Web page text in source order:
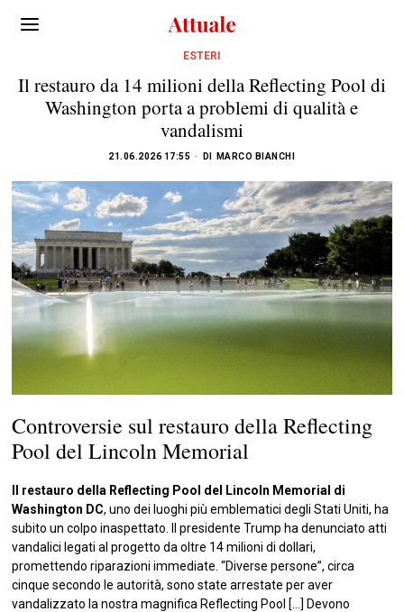
ESTERI
Il restauro da 14 milioni della Reflecting Pool di
Washington porta a problemi di qualità e
vandalismi
21.06.2026 17:55 DI MARCO BIANCHI
Controversie sul restauro della Reflecting
Pool del Lincoln Memorial
Il restauro della Reflecting Pool del Lincoln Memorial di
Washington DC, uno dei luoghi più emblematici degli Stati Uniti, ha
subito un colpo inaspettato. Il presidente Trump ha denunciato atti
vandalici legati al progetto da oltre 14 milioni di dollari,
promettendo riparazioni immediate. “Diverse persone”, circa
cinque secondo le autorità, sono state arrestate per aver
vandalizzato la nostra magnifica Reflecting Pool […] Devono